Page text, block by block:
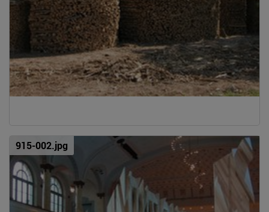
915-002.jpg